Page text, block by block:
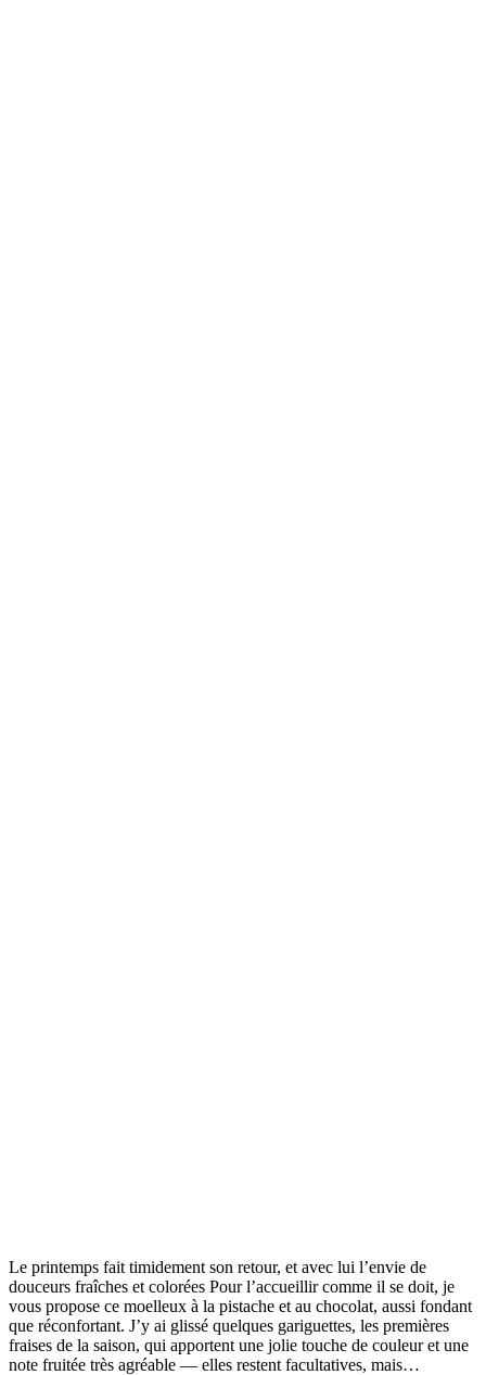
Le printemps fait timidement son retour, et avec lui l’envie de
douceurs fraîches et colorées Pour l’accueillir comme il se doit, je
vous propose ce moelleux à la pistache et au chocolat, aussi fondant
que réconfortant. J’y ai glissé quelques gariguettes, les premières
fraises de la saison, qui apportent une jolie touche de couleur et une
note fruitée très agréable — elles restent facultatives, mais…